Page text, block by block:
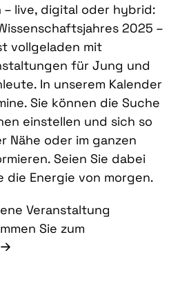
– live, digital oder hybrid:
2025 –
vollgeladen mit
für Jung und
In unserem Kalender
Sie können die Suche
einstellen und sich so
Nähe oder im ganzen
Seien Sie dabei
die Energie von morgen.
Veranstaltung
Sie zum